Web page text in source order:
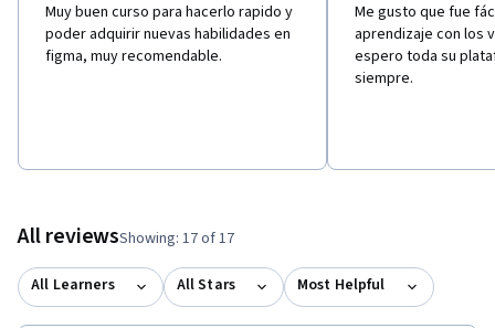
Muy buen curso para hacerlo rapido y
poder adquirir nuevas habilidades en
figma, muy recomendable.
Me gusto que fue
aprendizaje con los
espero toda su
siempre.
All reviewsShowing: 17 of 17
All Learners All Stars Most Helpful